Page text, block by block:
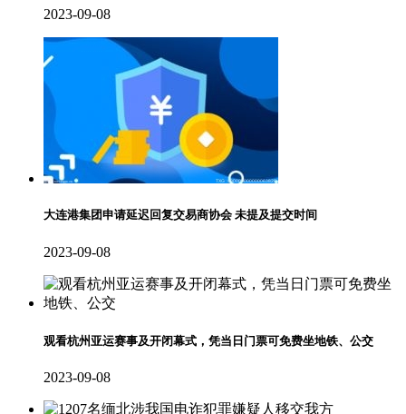
2023-09-08
大连港集团申请延迟回复交易商协会 未提及提交时间
2023-09-08
观看杭州亚运赛事及开闭幕式，凭当日门票可免费坐地铁、公交
2023-09-08